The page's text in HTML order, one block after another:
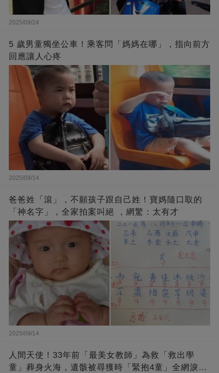
2025/09/24
5 歲男童獨坐公車！乘客問「媽媽在哪」，指向前方
回應讓人心疼
2025/09/14
爸爸姓「滾」，不願孩子跟自己姓！寶媽隨口取的
「神名字」，全家拍案叫絕 ，網驚：太有才
2025/09/14
人間天使！33年前「最美女教師」為救「救出學
童」葬身火海，遺骸被尋獲時「緊抱4童」全網淚